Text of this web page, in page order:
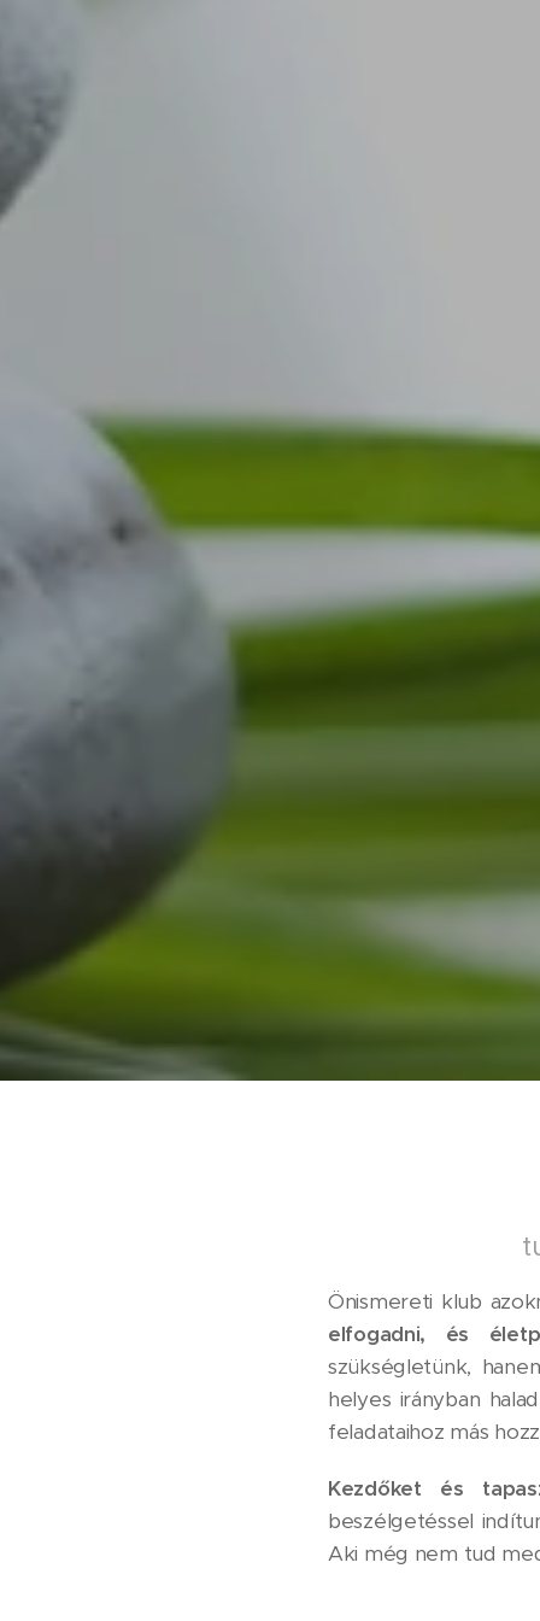
Önismereti klub
elfogadni, és
szükségletünk,
helyes irányban
feladataihoz más
Kezdőket és
beszélgetéssel
Aki még nem tud